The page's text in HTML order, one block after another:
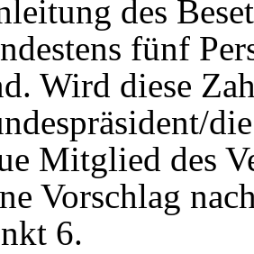
des
fünf
Wird diese
Mitglied des
Vorschlag
6.